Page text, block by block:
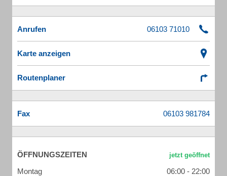
Anrufen
Karte anzeigen
Routenplaner
Fax
ÖFFNUNGSZEITEN
Montag
06:00 - 22:00